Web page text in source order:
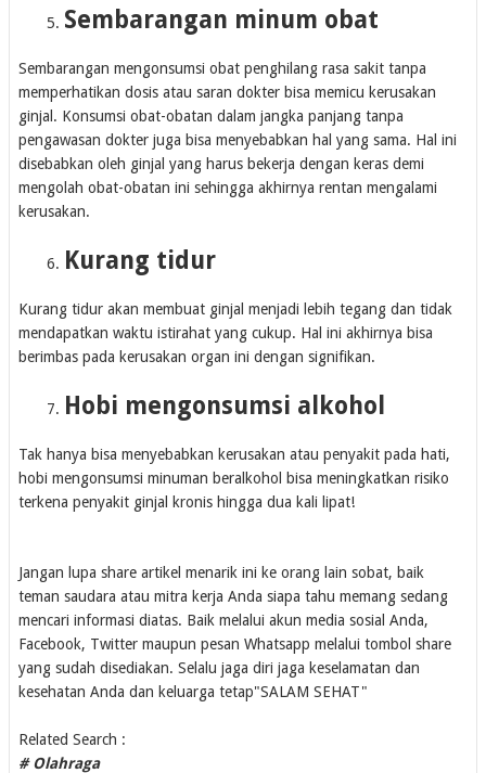
Sembarangan minum obat
Sembarangan mengonsumsi obat penghilang rasa sakit tanpa
memperhatikan dosis atau saran dokter bisa memicu kerusakan
ginjal. Konsumsi obat-obatan dalam jangka panjang tanpa
pengawasan dokter juga bisa menyebabkan hal yang sama. Hal ini
disebabkan oleh ginjal yang harus bekerja dengan keras demi
mengolah obat-obatan ini sehingga akhirnya rentan mengalami
kerusakan.
Kurang tidur
Kurang tidur akan membuat ginjal menjadi lebih tegang dan tidak
mendapatkan waktu istirahat yang cukup. Hal ini akhirnya bisa
berimbas pada kerusakan organ ini dengan signifikan.
Hobi mengonsumsi alkohol
Tak hanya bisa menyebabkan kerusakan atau penyakit pada hati,
hobi mengonsumsi minuman beralkohol bisa meningkatkan risiko
terkena penyakit ginjal kronis hingga dua kali lipat!
Jangan lupa share artikel menarik ini ke orang lain sobat, baik
teman saudara atau mitra kerja Anda siapa tahu memang sedang
mencari informasi diatas. Baik melalui akun media sosial Anda,
Facebook, Twitter maupun pesan Whatsapp melalui tombol share
yang sudah disediakan. Selalu jaga diri jaga keselamatan dan
kesehatan Anda dan keluarga tetap"SALAM SEHAT"
Related Search :
# Olahraga